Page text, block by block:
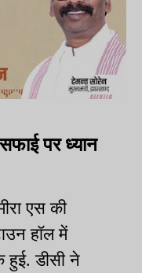
पर ध्यान
एस की
हॉल में
हुई. डीसी ने